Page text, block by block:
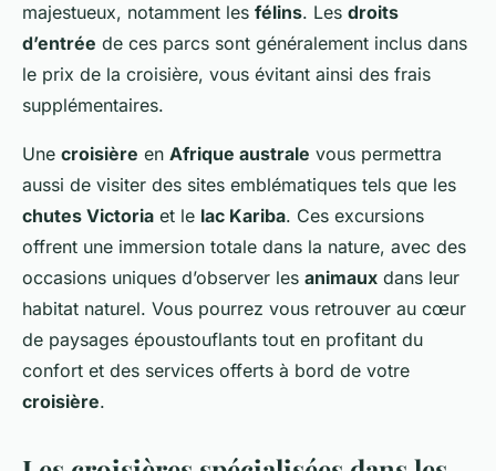
majestueux, notamment les félins. Les droits
d’entrée de ces parcs sont généralement inclus dans
le prix de la croisière, vous évitant ainsi des frais
supplémentaires.
Une croisière en Afrique australe vous permettra
aussi de visiter des sites emblématiques tels que les
chutes Victoria et le lac Kariba. Ces excursions
offrent une immersion totale dans la nature, avec des
occasions uniques d’observer les animaux dans leur
habitat naturel. Vous pourrez vous retrouver au cœur
de paysages époustouflants tout en profitant du
confort et des services offerts à bord de votre
croisière.